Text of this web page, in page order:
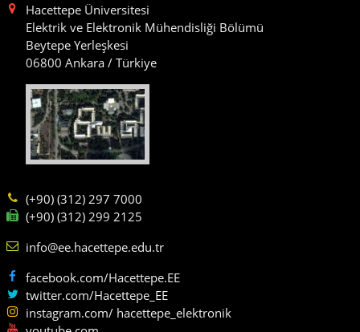
Hacettepe Üniversitesi
Elektrik ve Elektronik Mühendisliği Bölümü
Beytepe Yerleşkesi
06800 Ankara / Türkiye
(+90) (312) 297 7000
(+90) (312) 299 2125
info@ee.hacettepe.edu.tr
facebook.com/Hacettepe.EE
twitter.com/Hacettepe_EE
instagram.com/ hacettepe_elektronik